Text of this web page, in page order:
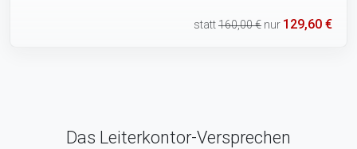
statt160,00 € nur 129,60 €
Das Leiterkontor-Versprechen